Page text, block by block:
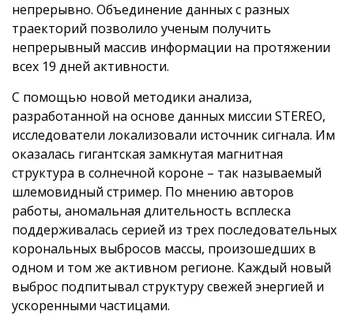
непрерывно. Объединение данных с разных
траекторий позволило ученым получить
непрерывный массив информации на протяжении
всех 19 дней активности.
С помощью новой методики анализа,
разработанной на основе данных миссии STEREO,
исследователи локализовали источник сигнала. Им
оказалась гигантская замкнутая магнитная
структура в солнечной короне – так называемый
шлемовидный стример. По мнению авторов
работы, аномальная длительность всплеска
поддерживалась серией из трех последовательных
корональных выбросов массы, произошедших в
одном и том же активном регионе. Каждый новый
выброс подпитывал структуру свежей энергией и
ускоренными частицами.